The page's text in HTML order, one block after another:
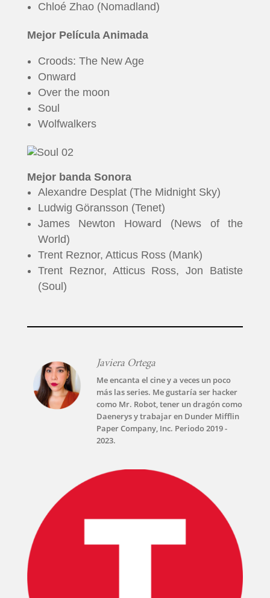
Chloé Zhao (Nomadland)
Mejor Película Animada
Croods: The New Age
Onward
Over the moon
Soul
Wolfwalkers
Mejor banda Sonora
Alexandre Desplat (The Midnight Sky)
Ludwig Göransson (Tenet)
James Newton Howard (News of the
World)
Trent Reznor, Atticus Ross (Mank)
Trent Reznor, Atticus Ross, Jon Batiste
(Soul)
Javiera Ortega
Me encanta el cine y a veces un poco
más las series. Me gustaría ser hacker
como Mr. Robot, tener un dragón como
Daenerys y trabajar en Dunder Mifflin
Paper Company, Inc. Periodo 2019 -
2023.